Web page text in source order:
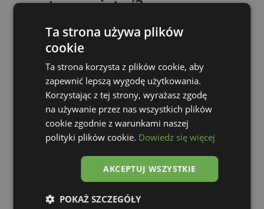
warto pamiętać?
Miesięczny czynsz to nie jedyny koszt. Planując
budżet, musisz uwzględnić kilka dodatkowych pozycji:
Kaucja zwrotna:To standardowe
zabezpieczenie dla wypożyczalni na wypadek
uszkodzeń. Zwykle wynosi od 3 000 do 3 500
zł.
Transport:Koszt dostarczenia i odbioru
przyczepy, często ustalany indywidualnie.
grafiką. Niektóre firmy oferują to jako
dodatkową usługę.
ubezpieczenie (OC/AC) jest wliczone w cenę i
Ta strona używa plików
cookie
Ta strona korzysta z plików cookie, aby
zapewnić lepszą wygodę użytkowania.
Korzystając z tej strony, wyrażasz zgodę
na używanie przez nas wszystkich plików
cookie zgodnie z warunkami naszej
polityki plików cookie. Dowiedz się więcej
AKCEPTUJ WSZYSTKIE
POKAŻ SZCZEGÓŁY